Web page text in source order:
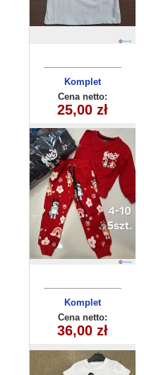
Komplet
dziecięcy
(4-10) 5szt
Cena netto:
25,00 zł
Komplet
dziecięcy
260625-30
(3/4-13/14)
6szt
Cena netto:
36,00 zł
Komplety
dziecięce
(5-14 ) 5szt
Cena netto:
29,00 zł
Komplety
dziecięce
(3-10 ) 5szt
Cena netto:
22,00 zł